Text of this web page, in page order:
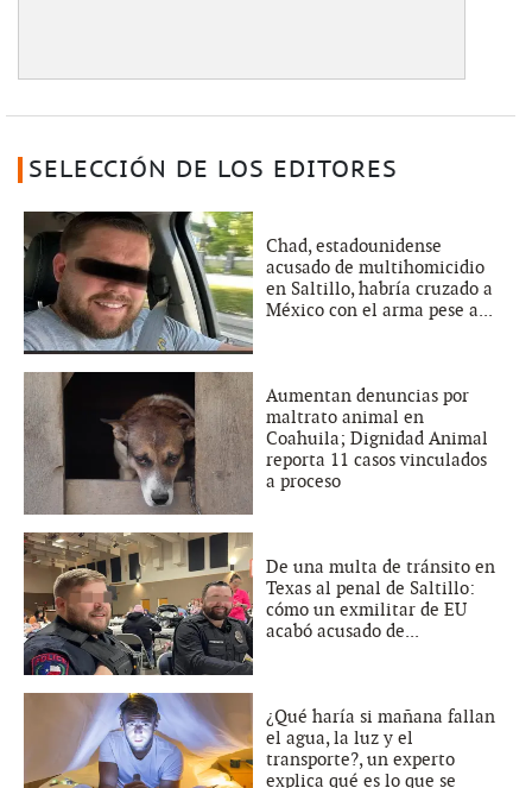
SELECCIÓN DE LOS EDITORES
Chad, estadounidense
acusado de multihomicidio
en Saltillo, habría cruzado a
México con el arma pese a...
Aumentan denuncias por
maltrato animal en
Coahuila; Dignidad Animal
reporta 11 casos vinculados
a proceso
De una multa de tránsito en
Texas al penal de Saltillo:
cómo un exmilitar de EU
acabó acusado de...
¿Qué haría si mañana fallan
el agua, la luz y el
transporte?, un experto
explica qué es lo que se